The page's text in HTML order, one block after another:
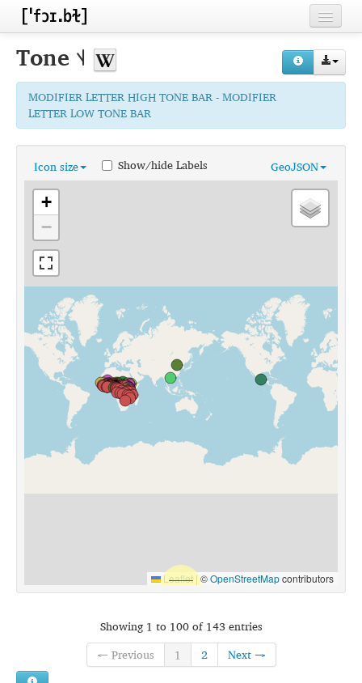
Home
Contributors
Inventories
Languages
Segments
Sources
Conventions
FAQ
Tone ˦˨
MODIFIER LETTER HIGH TONE BAR - MODIFIER
LETTER LOW TONE BAR
Icon size GeoJSON
Show/hide Labels
+
−
Leaflet |©OpenStreetMapcontributors
Showing 1 to 100 of 143 entries
← Previous
1 2 Next →